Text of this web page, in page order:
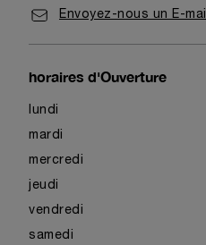
Envoyez-nous un E-mail
horaires d'Ouverture
lundi
mardi
mercredi
jeudi
vendredi
samedi